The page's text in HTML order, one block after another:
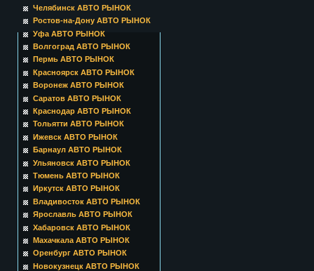
Челябинск АВТО РЫНОК
Ростов-на-Дону АВТО РЫНОК
Уфа АВТО РЫНОК
Волгоград АВТО РЫНОК
Пермь АВТО РЫНОК
Красноярск АВТО РЫНОК
Воронеж АВТО РЫНОК
Саратов АВТО РЫНОК
Краснодар АВТО РЫНОК
Тольятти АВТО РЫНОК
Ижевск АВТО РЫНОК
Барнаул АВТО РЫНОК
Ульяновск АВТО РЫНОК
Тюмень АВТО РЫНОК
Иркутск АВТО РЫНОК
Владивосток АВТО РЫНОК
Ярославль АВТО РЫНОК
Хабаровск АВТО РЫНОК
Махачкала АВТО РЫНОК
Оренбург АВТО РЫНОК
Новокузнецк АВТО РЫНОК